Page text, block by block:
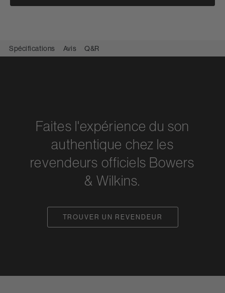
Spécifications Avis Q&R
Faites l'expérience du son
authentique chez les
revendeurs officiels Bowers
& Wilkins.
TROUVER UN REVENDEUR